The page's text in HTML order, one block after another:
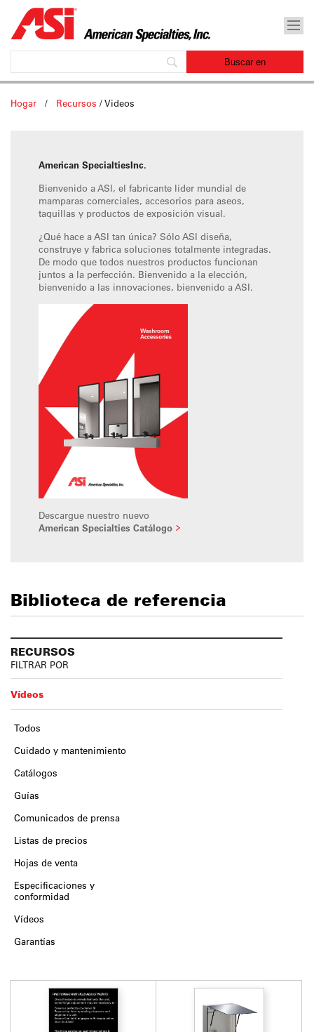
Hogar / Recursos /Videos
American SpecialtiesInc.
Bienvenido a ASI, el fabricante líder mundial de
mamparas comerciales, accesorios para aseos,
taquillas y productos de exposición visual.
¿Qué hace a ASI tan única? Sólo ASI diseña,
construye y fabrica soluciones totalmente integradas.
De modo que todos nuestros productos funcionan
juntos a la perfección. Bienvenido a la elección,
bienvenido a las innovaciones, bienvenido a ASI.
Descargue nuestro nuevo
American Specialties Catálogo
Biblioteca de referencia
RECURSOS
FILTRAR POR
Vídeos
Todos
Cuidado y mantenimiento
Catálogos
Guías
Comunicados de prensa
Listas de precios
Hojas de venta
Especificaciones y
conformidad
Vídeos
Garantías